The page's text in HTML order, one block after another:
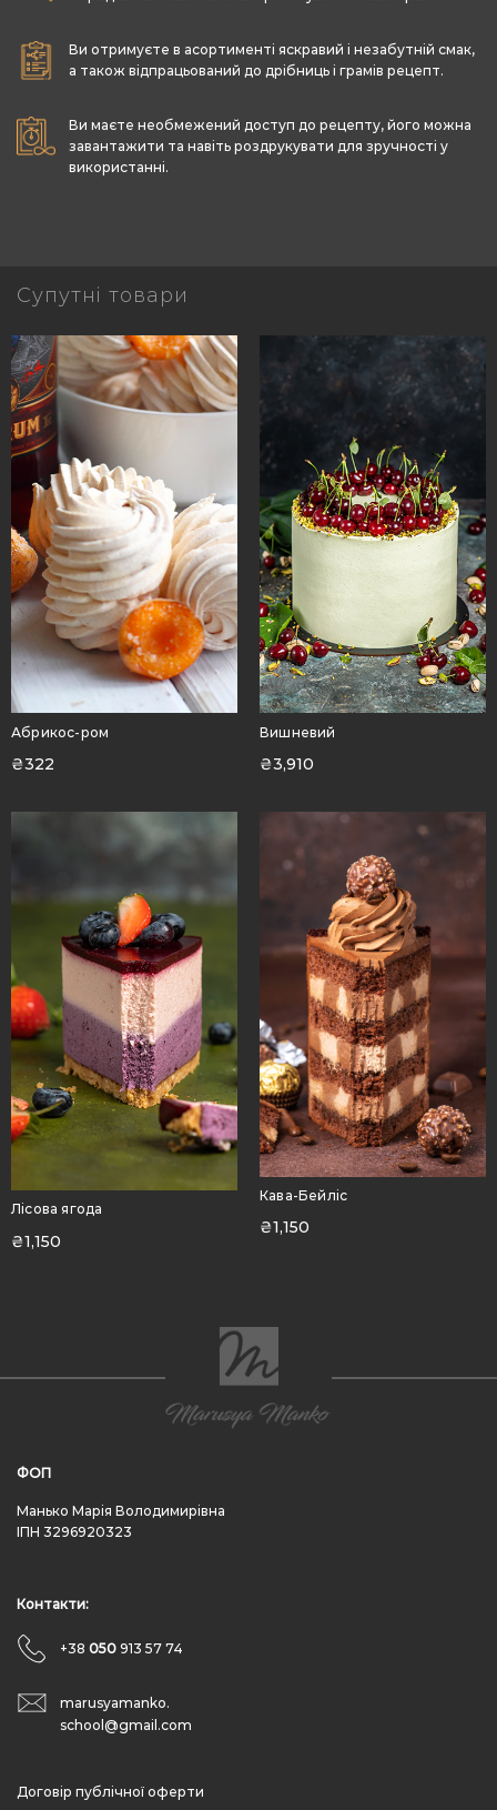
Ви отримуєте в асортименті яскравий і незабутній смак,
а також відпрацьований до дрібниць і грамів рецепт.
Ви маєте необмежений доступ до рецепту, його можна
завантажити та навіть роздрукувати для зручності у
використанні.
Супутні товари
Абрикос-ром
₴322
Вишневий
₴3,910
Лісова ягода
₴1,150
Кава-Бейліс
₴1,150
ФОП
Манько Марія Володимирівна
ІПН 3296920323
Контакти:
+38 050 913 57 74
marusyamanko.
school@gmail.com
Договір публічної оферти